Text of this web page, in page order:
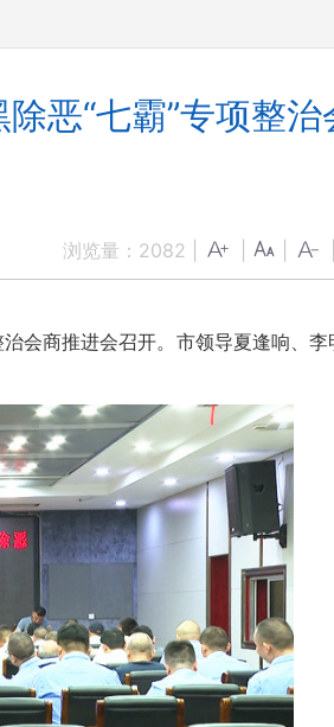
恶“七霸”专项整治
浏览量： 2082
商推进会召开。市领导夏逢响、李